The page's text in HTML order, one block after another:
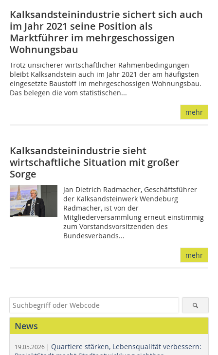
Kalksandsteinindustrie sichert sich auch
im Jahr 2021 seine Position als
Marktführer im mehrgeschossigen
Wohnungsbau
Trotz unsicherer wirtschaftlicher Rahmenbedingungen
bleibt Kalksandstein auch im Jahr 2021 der am häufigsten
eingesetzte Baustoff im mehrgeschossigen Wohnungsbau.
Das belegen die vom statistischen...
mehr
Kalksandsteinindustrie sieht
wirtschaftliche Situation mit großer
Sorge
Jan Dietrich Radmacher, Geschäftsführer
der Kalksandsteinwerk Wendeburg
Radmacher, ist von der
Mitgliederversammlung erneut einstimmig
zum Vorstandsvorsitzenden des
Bundesverbands...
mehr
News
19.05.2026 | Quartiere stärken, Lebensqualität verbessern: